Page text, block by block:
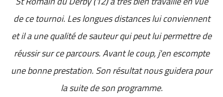
de ce tournoi. Les longues distances lui conviennent
et il a une qualité de sauteur qui peut lui permettre de
réussir sur ce parcours. Avant le coup, j'en escompte
une bonne prestation. Son résultat nous guidera pour
la suite de son programme.